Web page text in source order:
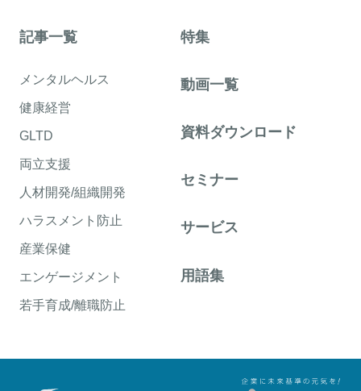
記事一覧
メンタルヘルス
健康経営
GLTD
両立支援
人材開発/組織開発
ハラスメント防止
産業保健
エンゲージメント
若手育成/離職防止
特集
動画一覧
資料ダウンロード
セミナー
サービス
用語集